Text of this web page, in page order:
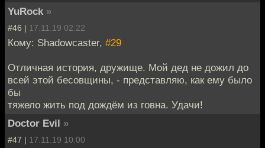
YuRock »
#46 | 17.11.19 02:22
Кому: Shadowcaster, #29
Отличная история, дружище. Мой дед не дожил до
всей этой бесовщины, - представляю, как ему было
бы
тяжело жить под дождём из говна. Удачи!
Doctor Evil »
#47 | 17.11.19 10:00